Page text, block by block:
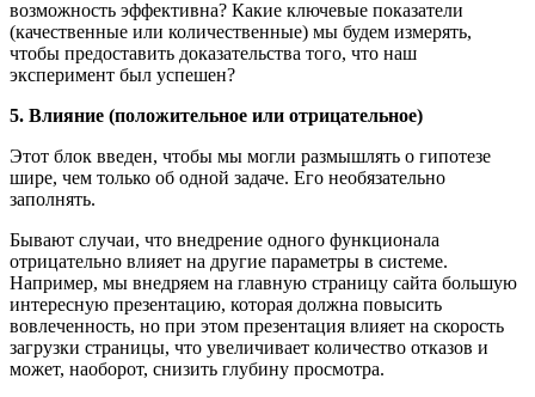
возможность эффективна? Какие ключевые показатели
(качественные или количественные) мы будем измерять,
чтобы предоставить доказательства того, что наш
эксперимент был успешен?
5. Влияние (положительное или отрицательное)
Этот блок введен, чтобы мы могли размышлять о гипотезе
шире, чем только об одной задаче. Его необязательно
заполнять.
Бывают случаи, что внедрение одного функционала
отрицательно влияет на другие параметры в системе.
Например, мы внедряем на главную страницу сайта большую
интересную презентацию, которая должна повысить
вовлеченность, но при этом презентация влияет на скорость
загрузки страницы, что увеличивает количество отказов и
может, наоборот, снизить глубину просмотра.